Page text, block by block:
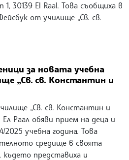
1, 30139 El Raal. Това съобщиха в
от училище „Св. св.
за новата учебна
„Св. св. Константин и
„Св. св. Константин и
Ел Раал обяви прием на деца и
2025 учебна година. Това
средище в своята
представиха и